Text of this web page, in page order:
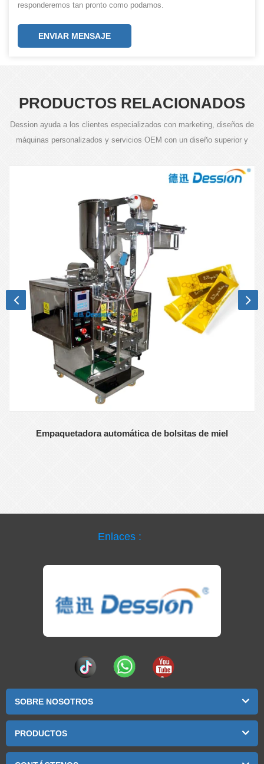
responderemos tan pronto como podamos.
ENVIAR MENSAJE
PRODUCTOS RELACIONADOS
Dession ayuda a los clientes especializados con marketing, diseños de
máquinas personalizados y servicios OEM con un diseño superior y
Empaquetadora automática de bolsitas de miel
Enlaces :
SOBRE NOSOTROS
PRODUCTOS